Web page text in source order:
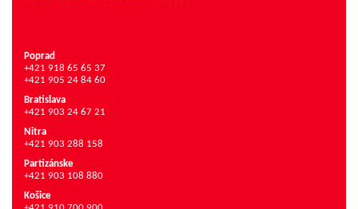
Poprad
+421 918 65 65 37
+421 905 24 84 60
Bratislava
+421 903 24 67 21
Nitra
+421 903 288 158
Partizánske
+421 903 108 880
Košice